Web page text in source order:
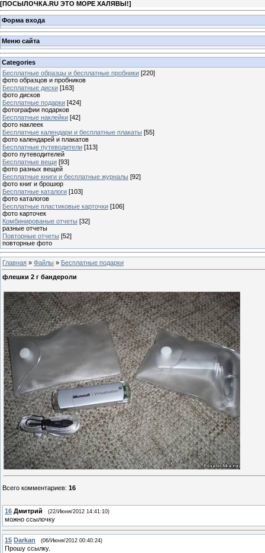
[ПОСЫЛОЧКА.RU ЭТО МОРЕ ХАЛЯВЫ!]
Форма входа
Меню сайта
Categories
Бесплатные образцы и бесплатные пробники [220]
фото образцов и пробников
Бесплатные диски [163]
фото дисков
Бесплатные подарки [424]
фотографии подарков
Бесплатные наклейки [42]
фото наклеек
Бесплатные календари и бесплатные плакаты [55]
фото календарей и плакатов
Бесплатные путеводители [113]
фото путеводителей
Бесплатные вещи [93]
фото разных вещей
Бесплатные книги и бесплатные журналы [92]
фото книг и брошюр
Бесплатные каталоги [103]
фото каталогов
Бесплатные пластиковые карточки [106]
фото карточек
Комбинированые отчеты [32]
разные отчеты
Повторные отчеты [52]
повторные фото
Главная » Файлы » Бесплатные подарки
флешки 2 г бандероли
Всего комментариев: 16
16 Дмитрий (22/Июня/2012 14:41:10)
можно ссылочку
15 Darkan (06/Июня/2012 00:40:24)
Прошу ссылку.